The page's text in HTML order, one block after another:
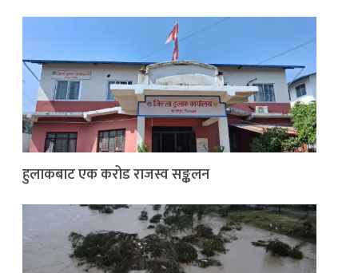
हुलाकबाट एक करोड राजस्व सङ्कलन